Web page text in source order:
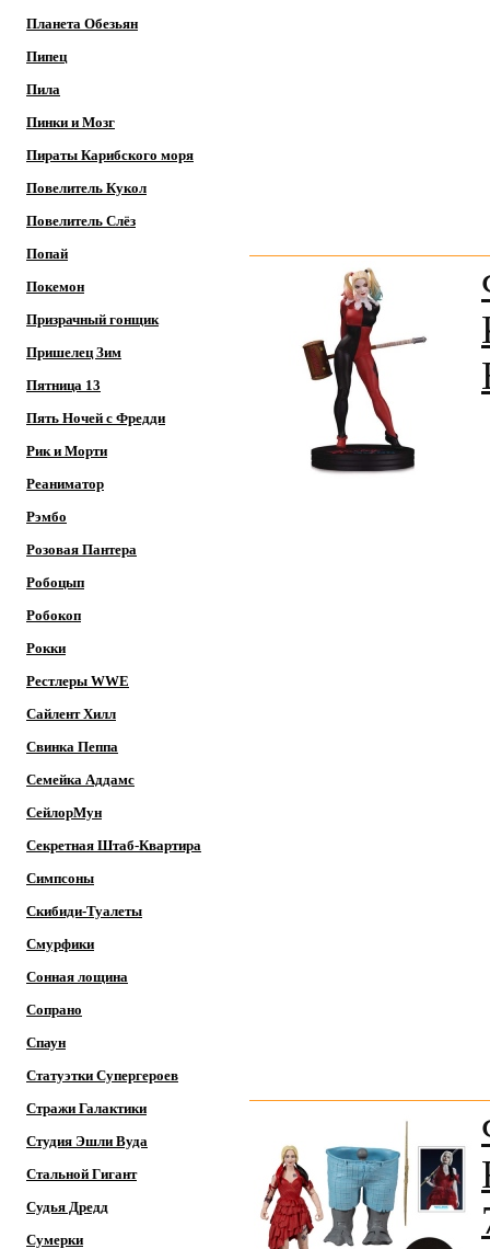
Планета Обезьян
Пипец
Пила
Пинки и Мозг
Пираты Карибского моря
Повелитель Кукол
Повелитель Слёз
Попай
Покемон
Призрачный гонщик
Пришелец Зим
Пятница 13
Пять Ночей с Фредди
Рик и Морти
Реаниматор
Рэмбо
Розовая Пантера
Робоцып
Робокоп
Рокки
Рестлеры WWE
Сайлент Хилл
Свинка Пеппа
Семейка Аддамс
СейлорМун
Секретная Штаб-Квартира
Симпсоны
Скибиди-Туалеты
Смурфики
Сонная лощина
Сопрано
Спаун
Статуэтки Супергероев
Стражи Галактики
Студия Эшли Вуда
Стальной Гигант
Судья Дредд
Сумерки